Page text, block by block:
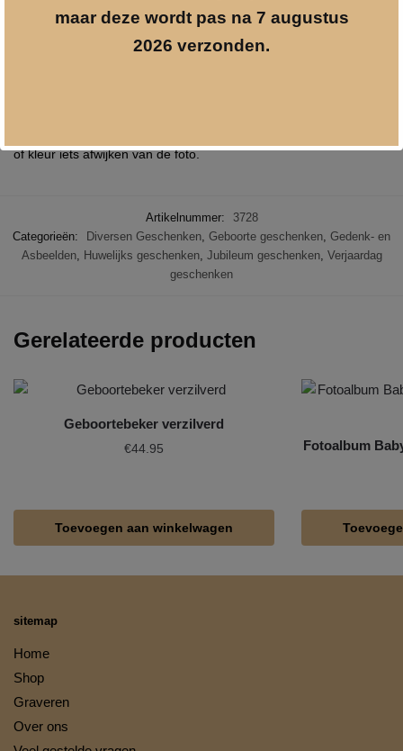
Afmetingen beeldje 17 x 10 x 5 cm.
of kleur iets afwijken van de foto.
Artikelnummer:
3728
Categorieën:
Diversen Geschenken Geboorte geschenken Gedenk- en
Asbeelden, Huwelijks geschenken, Jubileum geschenken, Verjaardag
geschenken
Gerelateerde producten
Geboortebeker verzilverd
€44.95
Toevoegen aan winkelwagen
Fotoalbum
sitemap
Home
Shop
Graveren
Over ons
maar deze wordt pas na 7 augustus
2026 verzonden.